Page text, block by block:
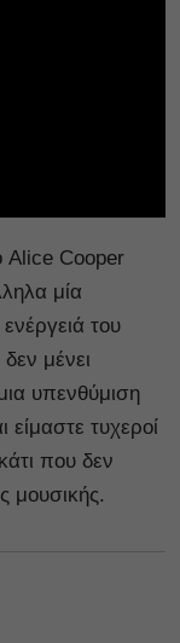
Alice Cooper
μία
του
μένει
υπενθύμιση
είμαστε τυχεροί
που δεν
μουσικής.